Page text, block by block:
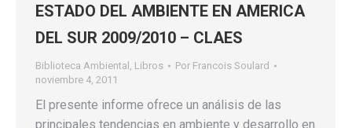
ESTADO DEL AMBIENTE EN AMERICA
DEL SUR 2009/2010 – CLAES
Biblioteca Ambiental Libros Por Francois Soulard
noviembre 4, 2011
El presente informe ofrece un análisis de las
principales tendencias en ambiente y desarrollo en